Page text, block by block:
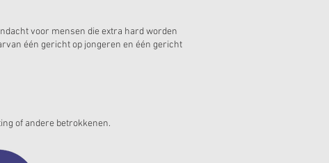
voor mensen die extra hard worden
één gericht op jongeren en één gericht
of andere betrokkenen.